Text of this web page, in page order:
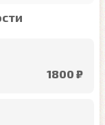
1800 ₽